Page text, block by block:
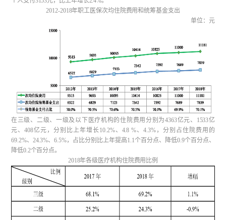
2012-2018年职工医保次均住院费用和统筹基金支出
单位：元
在三级、二级、一级及以下医疗机构的住院费用分别为4363亿元、1533亿
元、408亿元，分别比上年增长10.2%、4.8 %、4.3%，分别占住院费用的
69.2%、24.3%、6.5%，占比分别比上年提高1.1个百分点、降低0.9个百分点、
降低0.2个百分点。
2018年各级医疗机构住院费用比例